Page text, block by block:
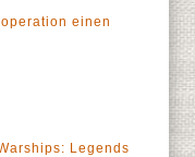
einen
Legends